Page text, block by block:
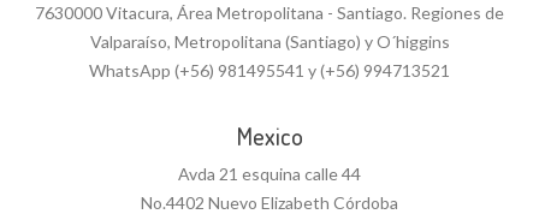
7630000 Vitacura, Área Metropolitana - Santiago. Regiones de
Valparaíso, Metropolitana (Santiago) y O´higgins
WhatsApp (+56) 981495541 y (+56) 994713521
Mexico
Avda 21 esquina calle 44
No.4402 Nuevo Elizabeth Córdoba